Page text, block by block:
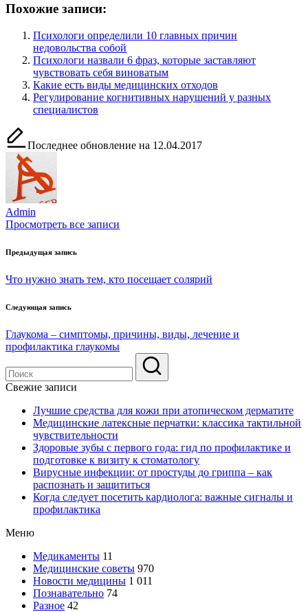
Похожие записи:
Психологи определили 10 главных причин
недовольства собой
Психологи назвали 6 фраз, которые заставляют
чувствовать себя виноватым
Какие есть виды медицинских отходов
Регулирование когнитивных нарушений у разных
специалистов
Последнее обновление на 12.04.2017
Admin
Просмотреть все записи
Навигация
по
Предыдущая запись
Что нужно знать тем, кто посещает солярий
Следующая запись
Глаукома – симптомы, причины, виды, лечение и
профилактика глаукомы
Свежие записи
Лучшие средства для кожи при атопическом дерматите
Медицинские латексные перчатки: классика тактильной
чувствительности
Здоровые зубы с первого года: гид по профилактике и
подготовке к визиту к стоматологу
Вирусные инфекции: от простуды до гриппа – как
распознать и защититься
Когда следует посетить кардиолога: важные сигналы и
профилактика
Меню
Медикаменты 11
Медицинские советы 970
Новости медицины 1 011
Познавательно 74
Разное 42